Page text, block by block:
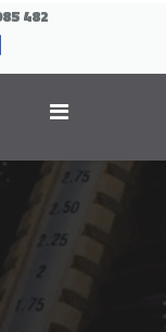
482